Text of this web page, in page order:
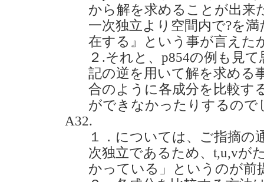
から解を求めることが出来
一次独立より空間内で?を
在する』という事が言えた
２.それと、p854の例も見
記の逆を用いて解を求める
合のように各成分を比較す
ができなかったりするので
A32.
１．については、ご指摘の
次独立であるため、t,u,vが
かっている」というのが前